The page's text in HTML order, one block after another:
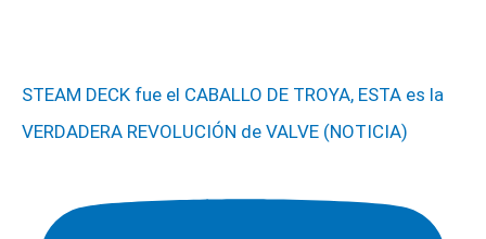
STEAM DECK fue el CABALLO DE TROYA, ESTA es la
VERDADERA REVOLUCIÓN de VALVE (NOTICIA)